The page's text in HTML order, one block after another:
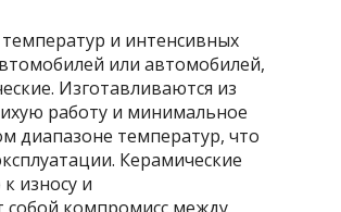
и интенсивных
или автомобилей,
Изготавливаются из
работу и минимальное
диапазоне температур, что
Керамические
износу и